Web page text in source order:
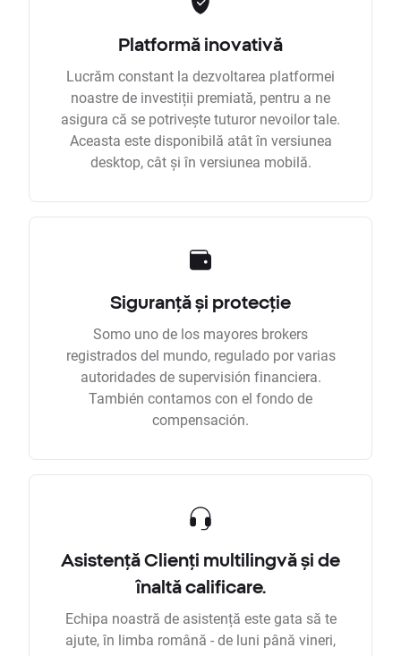
Platformă inovativă
Lucrăm constant la dezvoltarea platformei
noastre de investiții premiată, pentru a ne
asigura că se potrivește tuturor nevoilor tale.
Aceasta este disponibilă atât în versiunea
desktop, cât și în versiunea mobilă.
Siguranță și protecție
Somo uno de los mayores brokers
registrados del mundo, regulado por varias
autoridades de supervisión financiera.
También contamos con el fondo de
compensación.
Asistență Clienți multilingvă și de
înaltă calificare.
Echipa noastră de asistență este gata să te
ajute, în limba română - de luni până vineri,